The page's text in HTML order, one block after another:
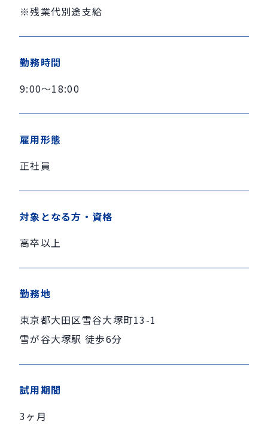
※残業代別途支給
勤務時間
9:00～18:00
雇用形態
正社員
対象となる方・資格
高卒以上
勤務地
東京都大田区雪谷大塚町13-1
雪が谷大塚駅 徒歩6分
試用期間
3ヶ月